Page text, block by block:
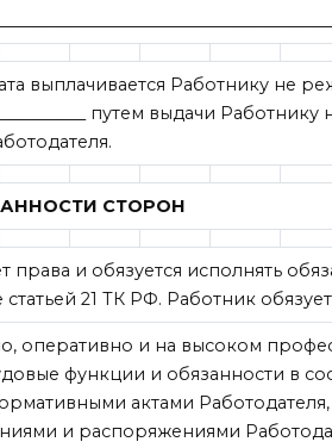
выплачивается Работнику не
путем выдачи
СТОРОН
права и обязуется исполнять
21 ТК РФ. Работник
оперативно и на высоком
функции и обязанности в
актами
и распоряжениями